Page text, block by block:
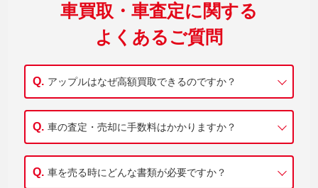
車買取・車査定に関する
よくあるご質問
アップルはなぜ高額買取できるのですか？
車の査定・売却に手数料はかかりますか？
車を売る時にどんな書類が必要ですか？